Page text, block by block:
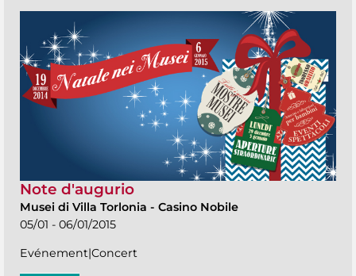
Note d'augurio
Musei di Villa Torlonia - Casino Nobile
05/01 - 06/01/2015
Evénement|Concert